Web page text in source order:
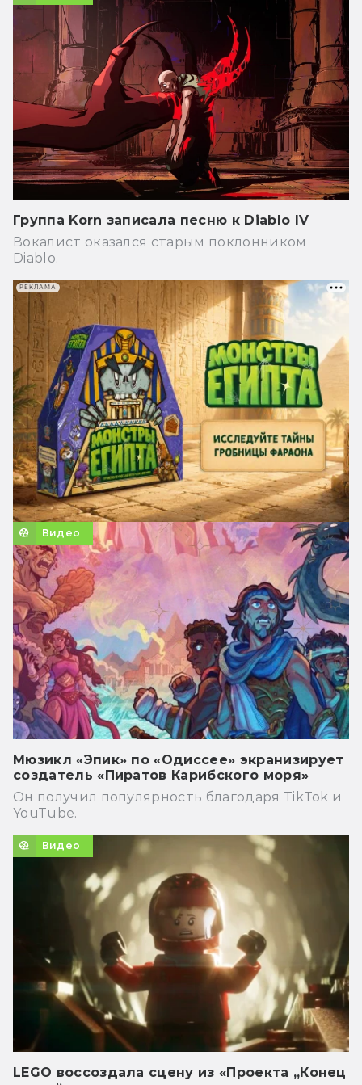
Группа Korn записала песню к Diablo IV
Вокалист оказался старым поклонником
Diablo.
Видео
Мюзикл «Эпик» по «Одиссее» экранизирует
создатель «Пиратов Карибского моря»
Он получил популярность благодаря TikTok и
YouTube.
Видео
LEGO воссоздала сцену из «Проекта „Конец
РЕКЛАМА